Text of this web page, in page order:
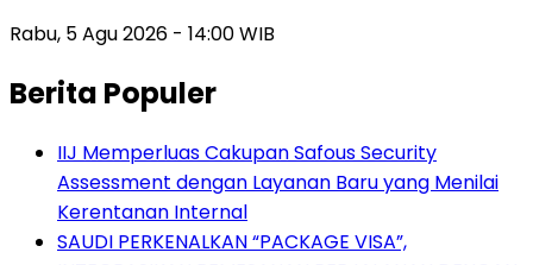
Rabu, 5 Agu 2026 - 14:00 WIB
Berita Populer
IIJ Memperluas Cakupan Safous Security
Assessment dengan Layanan Baru yang Menilai
Kerentanan Internal
SAUDI PERKENALKAN “PACKAGE VISA”,